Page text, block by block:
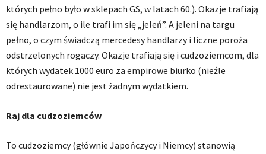
których pełno było w sklepach GS, w latach 60.). Okazje trafiają
się handlarzom, o ile trafi im się „jeleń”. A jeleni na targu
pełno, o czym świadczą mercedesy handlarzy i liczne poroża
odstrzelonych rogaczy. Okazje trafiają się i cudzoziemcom, dla
których wydatek 1000 euro za empirowe biurko (nieźle
odrestaurowane) nie jest żadnym wydatkiem.
Raj dla cudzoziemców
To cudzoziemcy (głównie Japończycy i Niemcy) stanowią